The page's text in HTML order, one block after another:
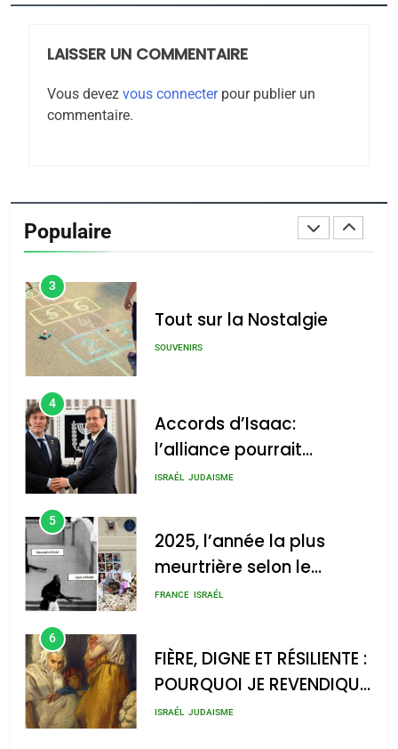
LAISSER UN COMMENTAIRE
Vous devez vous connecterpour publier un
commentaire.
Populaire
Azilal consacrés produits
DAFINA MAROC
1
De Loya Stauber
guerre»: La nouvelle
chanson de Boy George
3
Tout sur la Nostalgie
SOUVENIRS
4
Accords d’Isaac:
l’alliance pourrait
s’étendre à 13 pays
ISRAÉL JUDAISME
5
2025, l’année la plus
meurtrière selon le
rapport d’ADL contre
FRANCE ISRAÉL
6
FIÈRE, DIGNE ET RÉSILIENTE :
POURQUOI JE REVENDIQUE
MA JUDAÏTE par Thérèse
ISRAÉL JUDAISME